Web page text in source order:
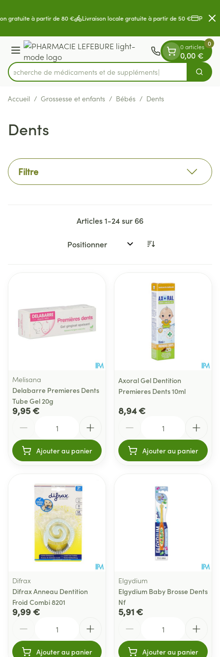
gratuite à partir de 80 € Livraison locale gratuite à partir de 50 €
Menu
Rechercher
Recherche de médicament
0 articles
0,00 €
0
Accueil / Grossesse et enfants / Bébés / Dents
Dents
Filtre
Articles1-24sur 66
Trier par:
Melisana
Delabarre Premieres Dents
Tube Gel 20g
9,95 €
Ajouter au panier
Axoral Gel Dentition
Premieres Dents 10ml
8,94 €
Ajouter au panier
Difrax
Difrax Anneau Dentition
Froid Combi 8201
9,99 €
Ajouter au panier
Elgydium
Elgydium Baby Brosse Dents
Nf
5,91 €
Ajouter au panier